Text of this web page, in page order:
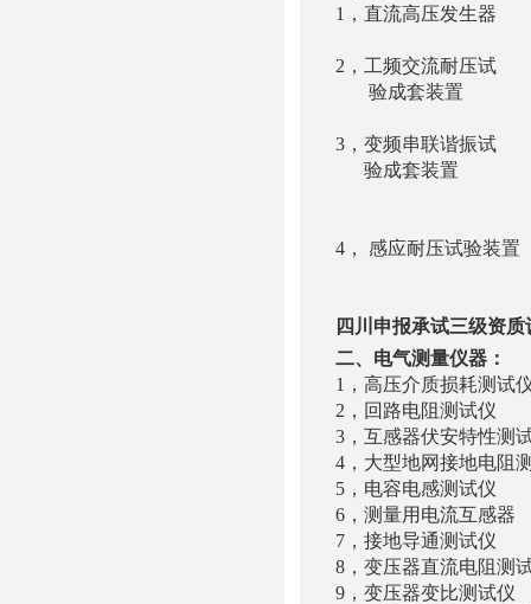
1，直流高压发生
2，工频交流耐压试
验成套装置 YD
3，变频串联谐振
验成套装置
4， 感应耐压试验装
四川申报承试三级资质
二、电气测量仪器：
1，高压介质损
2，回路电阻测试
3，互感器伏安特
4，大型地网接地
5，电容电感
6，测量用电流互
7，接地导通测
8，变压器直流电
9，变压器变比